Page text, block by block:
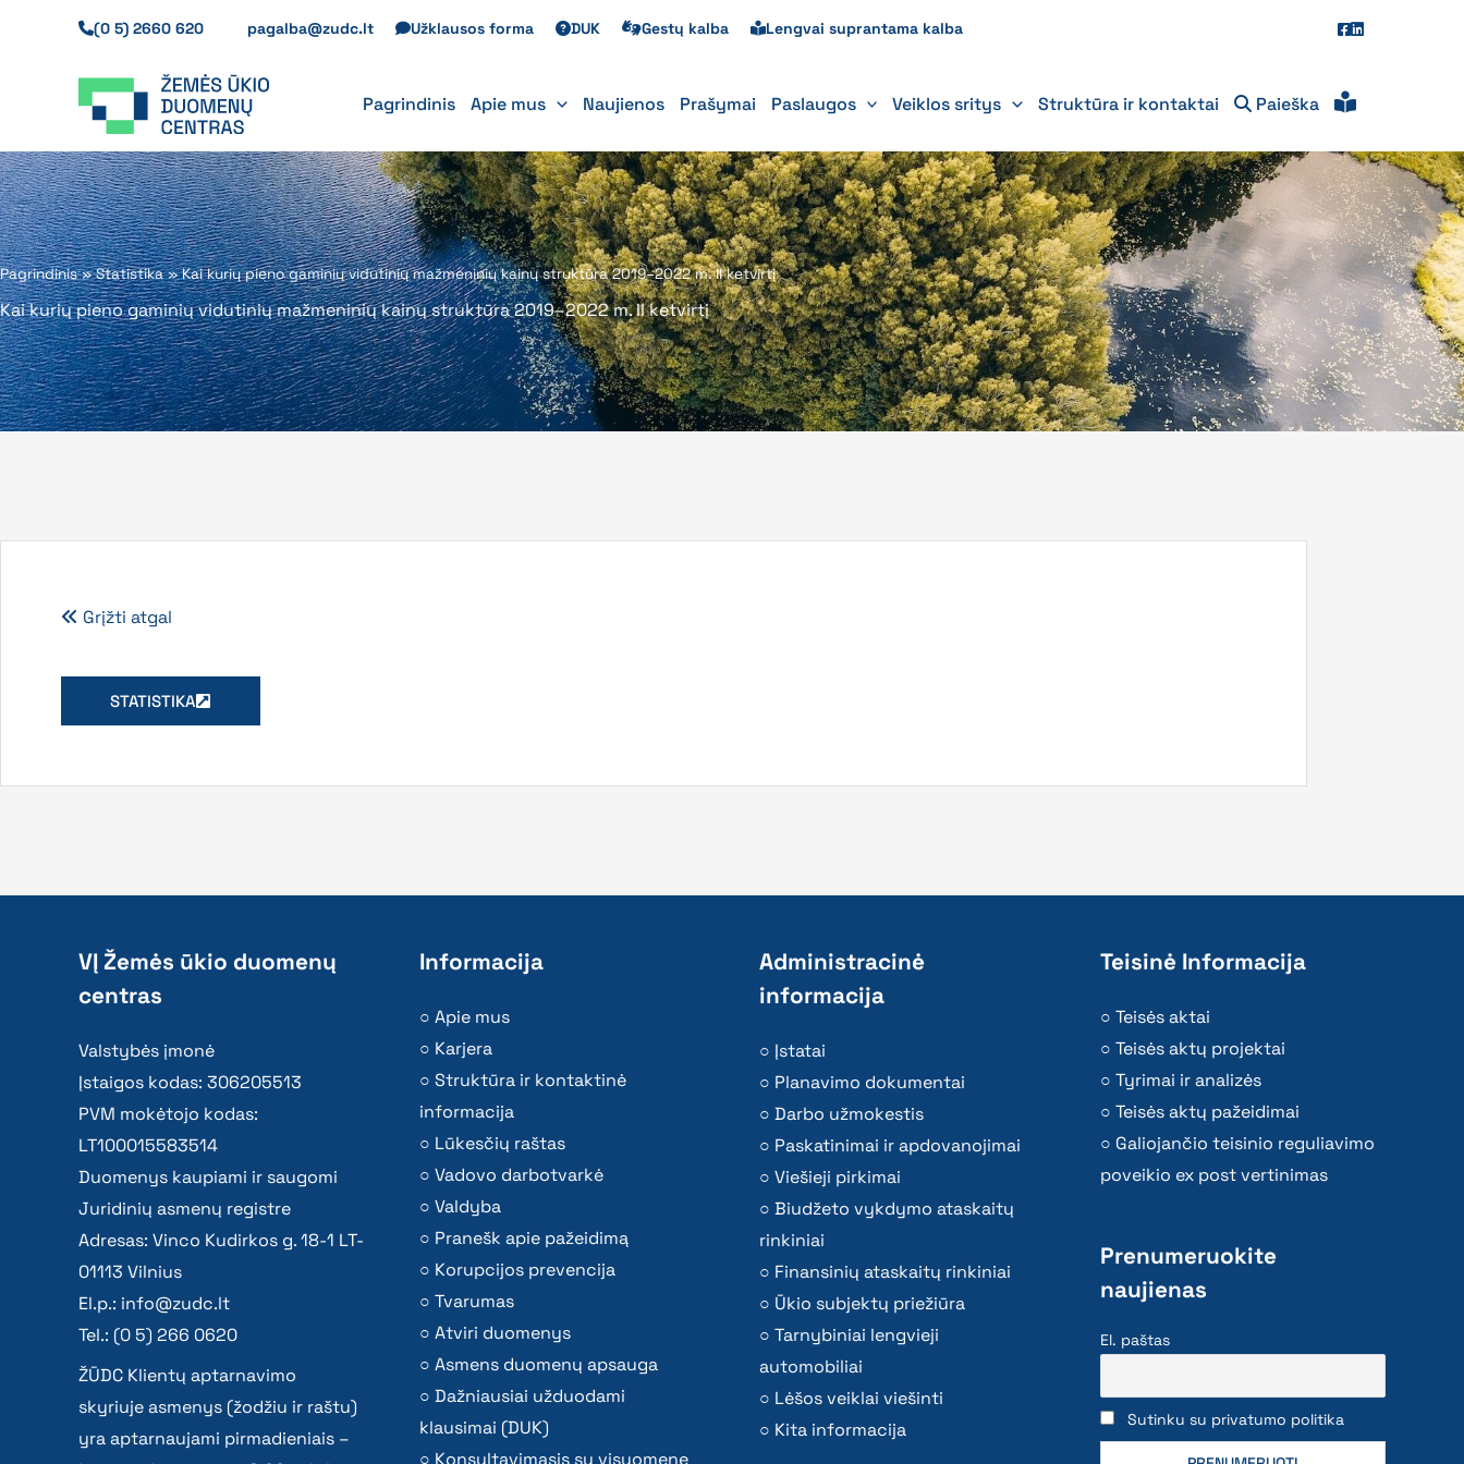
(0 5) 2660 620 pagalba@zudc.lt Užklausos forma DUK Gestų kalba Lengvai suprantama kalba
Pagrindinis Apie mus Naujienos Prašymai Paslaugos Veiklos sritys Struktūra ir kontaktai Paieška
Pagrindinis»Statistika»Kai kurių pieno gaminių vidutinių mažmeninių kainų struktūra 2019–2022 m. II ketvirtį
Kai kurių pieno gaminių vidutinių mažmeninių kainų struktūra 2019–2022 m. II ketvirtį
Grįžti atgal
STATISTIKA
VĮ Žemės ūkio duomenų
centras
Valstybės įmonė
Įstaigos kodas: 306205513
PVM mokėtojo kodas:
LT100015583514
Duomenys kaupiami ir saugomi
Juridinių asmenų registre
Adresas: Vinco Kudirkos g. 18-1 LT-
01113 Vilnius
El.p.: info@zudc.lt
Tel.: (0 5) 266 0620
ŽŪDC Klientų aptarnavimo
skyriuje asmenys (žodžiu ir raštu)
yra aptarnaujami pirmadieniais –
Informacija
Apie mus
Karjera
Struktūra ir kontaktinė
informacija
Lūkesčių raštas
Vadovo darbotvarkė
Valdyba
Pranešk apie pažeidimą
Korupcijos prevencija
Tvarumas
Atviri duomenys
Asmens duomenų apsauga
Dažniausiai užduodami
klausimai (DUK)
Administracinė
informacija
Įstatai
Planavimo dokumentai
Darbo užmokestis
Paskatinimai ir apdovanojimai
Viešieji pirkimai
Biudžeto vykdymo ataskaitų
rinkiniai
Finansinių ataskaitų rinkiniai
Ūkio subjektų priežiūra
Tarnybiniai lengvieji
automobiliai
Lėšos veiklai viešinti
Kita informacija
Teisinė Informacija
Teisės aktai
Teisės aktų projektai
Tyrimai ir analizės
Teisės aktų pažeidimai
Galiojančio teisinio reguliavimo
poveikio ex post vertinimas
Prenumeruokite
naujienas
El. paštas
Sutinku su privatumo politika